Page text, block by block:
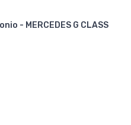
- MERCEDES G CLASS